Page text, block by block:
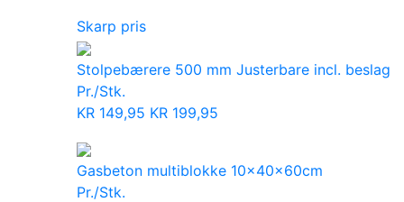
Skarp pris
Stolpebærere 500 mm Justerbare incl. beslag
Pr./Stk.
KR 149,95 KR 199,95
Gasbeton multiblokke 10x40x60cm
Pr./Stk.